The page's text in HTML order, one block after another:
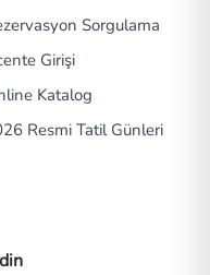
Sorgulama
Girişi
Katalog
Resmi Tatil Günleri